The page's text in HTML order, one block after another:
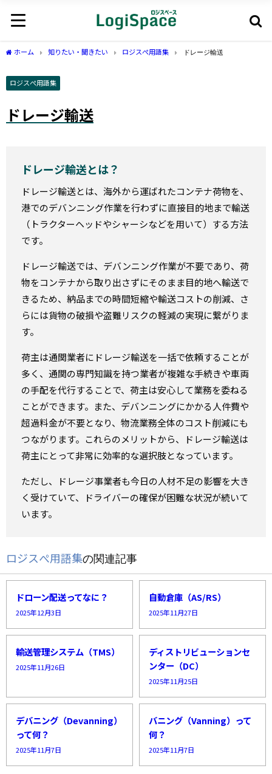
ホーム 知りたい・聞きたい ロジスぺ用語集 ドレージ輸送
ロジスぺ用語集
ドレージ輸送
ドレージ輸送とは？
ドレージ輸送とは、海外から運ばれたコンテナ荷物を、
港でのデバンニング作業を行わずに直接目的地まで輸送
（トラクターヘッドやシャーシなどを用いて）する方法
です。
ドレージ輸送では、デバンニング作業が不要であり、荷
物をコンテナから取り出さずにそのまま目的地へ輸送で
きるため、納品までの時間短縮や輸送コストの削減、さ
らには貨物の破損や盗難リスクの軽減の実現に繋がりま
す。
荷主は通関業者にドレージ輸送を一括で依頼することが
多く、通関の専門知識を持つ業者が複雑な手続きや車両
の手配を代行することで、荷主は安心して業務を委ねる
ことができます。また、デバンニングにかかる人件費や
超過料金が不要となり、物流業務全体のコスト削減にも
つながります。これらのメリットから、ドレージ輸送は
荷主にとって非常に効率的な選択肢となっています。
ただし、ドレージ事業者も今日の人材不足の影響を大き
く受けていて、ドライバーの確保が困難な状況が続いて
います。
ロジスぺ用語集の関連記事
ドローン配送ってなに？
2025年12月3日
自動倉庫（AS/RS）
2025年11月27日
輸送管理システム（TMS）
2025年11月26日
ディストリビューションセ
ンター（DC）
2025年11月25日
デバニング（Devanning）
って何？
2025年11月7日
バニング（Vanning）って
何？
2025年11月7日